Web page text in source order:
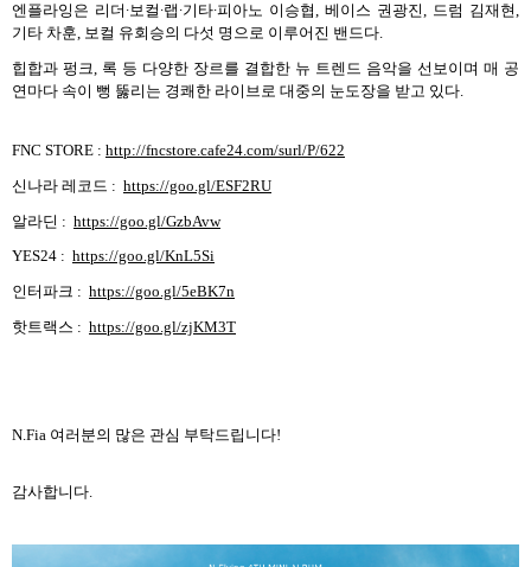
엔플라잉은 리더 ∙보컬 ∙랩 ∙기타∙피아노 이승협, 베이스 권광진, 드럼 김재현,
기타 차훈, 보컬 유회승의 다섯 명으로 이루어진 밴드다.
힙합과 펑크
록 등 다양한 장르를 결합한 뉴 트렌드 음악을 선보이며 매 공
연마다 속이 뻥 뚫리는 경쾌한 라이브로 대중의 눈도장을 받고 있다
FNC STORE : http://fncstore.cafe24.com/surl/P/622
신나라 레코드 : https://goo.gl/ESF2RU
알라딘 : https://goo.gl/GzbAvw
YES24 : https://goo.gl/KnL5Si
인터파크 : https://goo.gl/5eBK7n
핫트랙스 : https://goo.gl/zjKM3T
N.Fia 여러분의 많은 관심 부탁드립니다!
감사합니다.